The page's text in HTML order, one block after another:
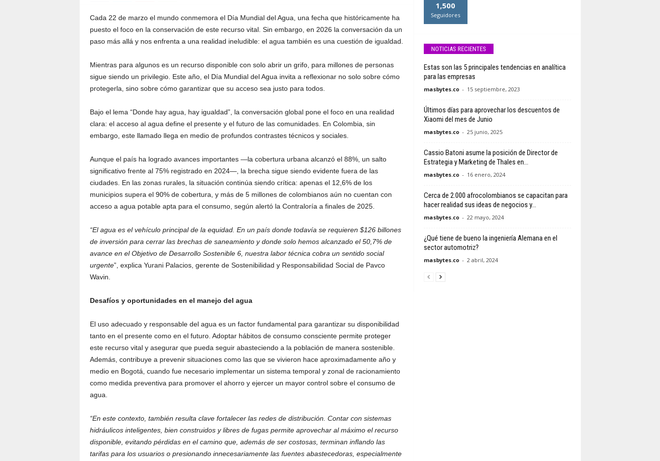
Cada 22 de marzo el mundo conmemora el Día Mundial del Agua, una fecha que históricamente ha
puesto el foco en la conservación de este recurso vital. Sin embargo, en 2026 la conversación da un
paso más allá y nos enfrenta a una realidad ineludible: el agua también es una cuestión de igualdad.
Mientras para algunos es un recurso disponible con solo abrir un grifo, para millones de personas
sigue siendo un privilegio. Este año, el Día Mundial del Agua invita a reflexionar no solo sobre cómo
protegerla, sino sobre cómo garantizar que su acceso sea justo para todos.
Bajo el lema “Donde hay agua, hay igualdad”, la conversación global pone el foco en una realidad
clara: el acceso al agua define el presente y el futuro de las comunidades. En Colombia, sin
embargo, este llamado llega en medio de profundos contrastes técnicos y sociales.
Aunque el país ha logrado avances importantes —la cobertura urbana alcanzó el 88%, un salto
significativo frente al 75% registrado en 2024—, la brecha sigue siendo evidente fuera de las
ciudades. En las zonas rurales, la situación continúa siendo crítica: apenas el 12,6% de los
municipios supera el 90% de cobertura, y más de 5 millones de colombianos aún no cuentan con
acceso a agua potable apta para el consumo, según alertó la Contraloría a finales de 2025.
“El agua es el vehículo principal de la equidad. En un país donde todavía se requieren $126 billones
de inversión para cerrar las brechas de saneamiento y donde solo hemos alcanzado el 50,7% de
avance en el Objetivo de Desarrollo Sostenible 6, nuestra labor técnica cobra un sentido social
urgente”, explica Yurani Palacios, gerente de Sostenibilidad y Responsabilidad Social de Pavco
Wavin.
Desafíos y oportunidades en el manejo del agua
El uso adecuado y responsable del agua es un factor fundamental para garantizar su disponibilidad
tanto en el presente como en el futuro. Adoptar hábitos de consumo consciente permite proteger
este recurso vital y asegurar que pueda seguir abasteciendo a la población de manera sostenible.
Además, contribuye a prevenir situaciones como las que se vivieron hace aproximadamente año y
medio en Bogotá, cuando fue necesario implementar un sistema temporal y zonal de racionamiento
como medida preventiva para promover el ahorro y ejercer un mayor control sobre el consumo de
agua.
“En este contexto, también resulta clave fortalecer las redes de distribución. Contar con sistemas
hidráulicos inteligentes, bien construidos y libres de fugas permite aprovechar al máximo el recurso
disponible, evitando pérdidas en el camino que, además de ser costosas, terminan inflando las
tarifas para los usuarios o presionando innecesariamente las fuentes abastecedoras, especialmente
1,500
Seguidores
NOTICIAS RECIENTES
Estas son las 5 principales tendencias en analítica
para las empresas
masbytes.co - 15 septiembre, 2023
Últimos días para aprovechar los descuentos de
Xiaomi del mes de Junio
masbytes.co - 25 junio, 2025
Cassio Batoni asume la posición de Director de
Estrategia y Marketing de Thales en...
masbytes.co - 16 enero, 2024
Cerca de 2.000 afrocolombianos se capacitan para
hacer realidad sus ideas de negocios y...
masbytes.co - 22 mayo, 2024
¿Qué tiene de bueno la ingeniería Alemana en el
sector automotriz?
masbytes.co - 2 abril, 2024